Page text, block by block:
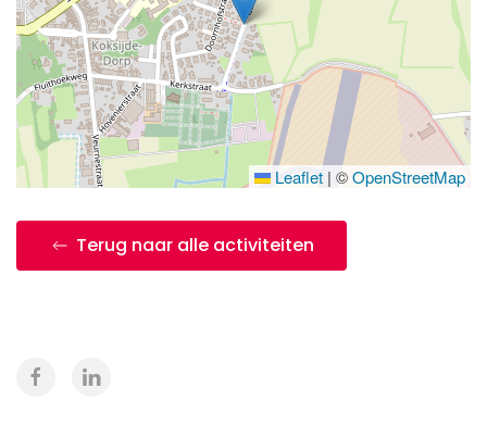
Leaflet | ©OpenStreetMap
Terug naar alle activiteiten